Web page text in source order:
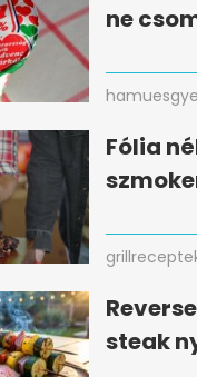
ne
Fólia
steak